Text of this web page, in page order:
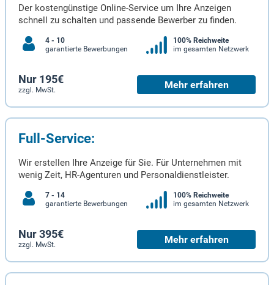
Der kostengünstige Online-Service um Ihre Anzeigen
schnell zu schalten und passende Bewerber zu finden.
4 - 10
garantierte Bewerbungen
100% Reichweite
im gesamten Netzwerk
Nur 195€
zzgl. MwSt. Mehr erfahren
Full-Service:
Wir erstellen Ihre Anzeige für Sie. Für Unternehmen mit
wenig Zeit, HR-Agenturen und Personaldienstleister.
7 - 14
garantierte Bewerbungen
100% Reichweite
im gesamten Netzwerk
Nur 395€
zzgl. MwSt. Mehr erfahren